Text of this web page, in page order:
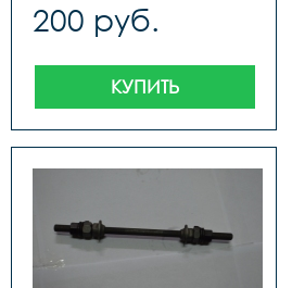
200 руб.
КУПИТЬ